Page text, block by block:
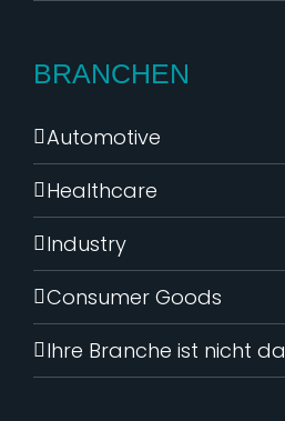
BRANCHEN
Automotive
Healthcare
Industry
Consumer Goods
Ihre Branche ist nicht